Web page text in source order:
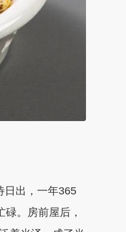
日出，一年365
。房前屋后，